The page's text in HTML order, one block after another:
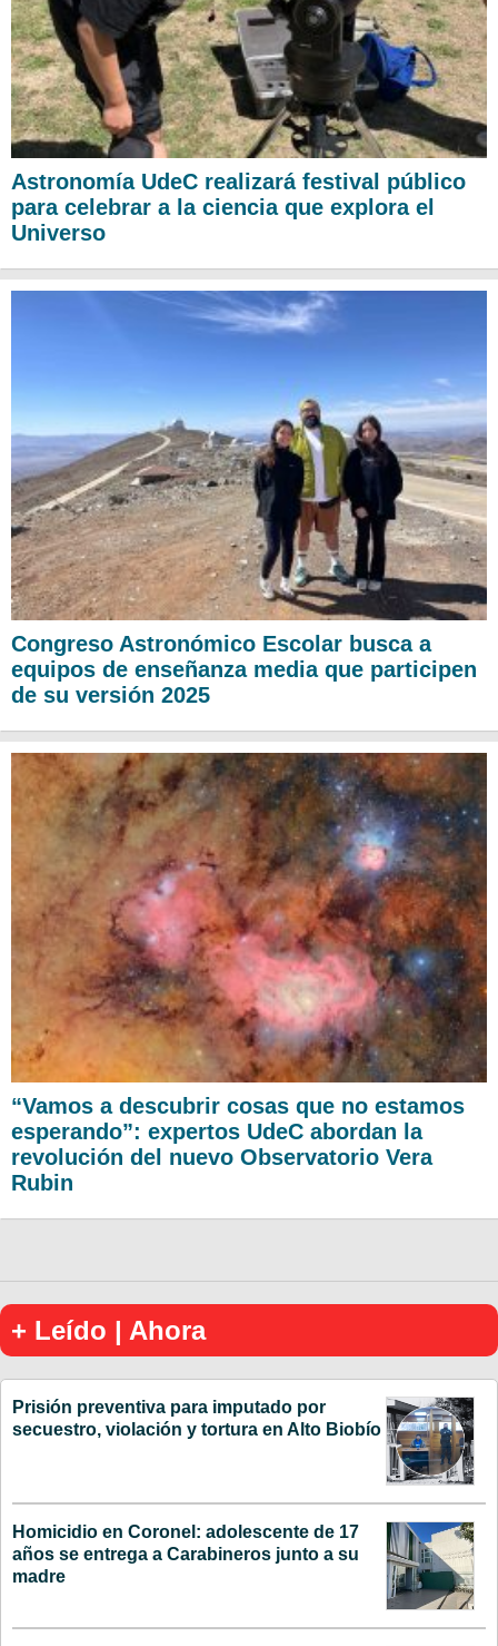
Astronomía UdeC realizará festival público
para celebrar a la ciencia que explora el
Universo
Congreso Astronómico Escolar busca a
equipos de enseñanza media que participen
de su versión 2025
“Vamos a descubrir cosas que no estamos
esperando”: expertos UdeC abordan la
revolución del nuevo Observatorio Vera
Rubin
+ Leído | Ahora
Prisión preventiva para imputado por
secuestro, violación y tortura en Alto Biobío
Homicidio en Coronel: adolescente de 17
años se entrega a Carabineros junto a su
madre